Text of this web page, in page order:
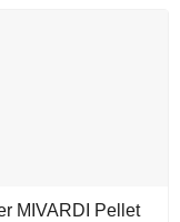
MIVARDI Pellet